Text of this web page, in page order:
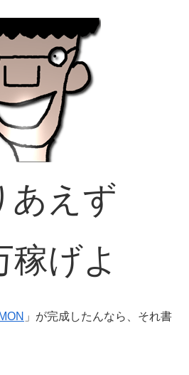
あえず
稼げよ
」が完成したんなら、それ書